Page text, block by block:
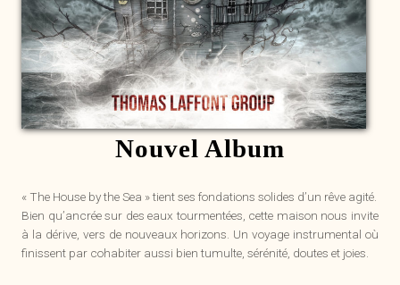
Nouvel Album
« The House by the Sea » tient ses fondations solides d’un rêve agité.
Bien qu’ancrée sur des eaux tourmentées, cette maison nous invite
à la dérive, vers de nouveaux horizons. Un voyage instrumental où
finissent par cohabiter aussi bien tumulte, sérénité, doutes et joies.